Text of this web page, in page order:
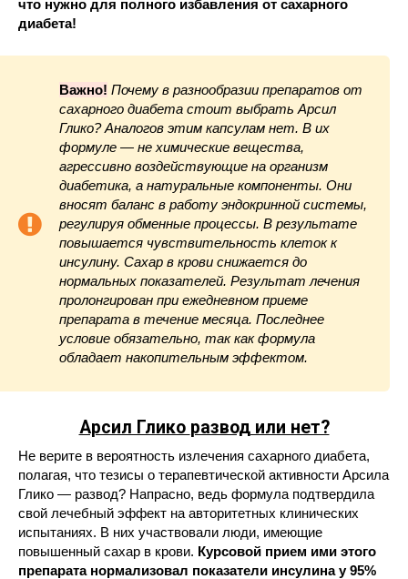
что нужно для полного избавления от сахарного
диабета!
Важно! Почему в разнообразии препаратов от
сахарного диабета стоит выбрать Арсил
Глико? Аналогов этим капсулам нет. В их
формуле — не химические вещества,
агрессивно воздействующие на организм
диабетика, а натуральные компоненты. Они
вносят баланс в работу эндокринной системы,
регулируя обменные процессы. В результате
повышается чувствительность клеток к
инсулину. Сахар в крови снижается до
нормальных показателей. Результат лечения
пролонгирован при ежедневном приеме
препарата в течение месяца. Последнее
условие обязательно, так как формула
обладает накопительным эффектом.
Арсил Глико развод или нет?
Не верите в вероятность излечения сахарного диабета,
полагая, что тезисы о терапевтической активности Арсила
Глико — развод? Напрасно, ведь формула подтвердила
свой лечебный эффект на авторитетных клинических
испытаниях. В них участвовали люди, имеющие
повышенный сахар в крови. Курсовой прием ими этого
препарата нормализовал показатели инсулина у 95%